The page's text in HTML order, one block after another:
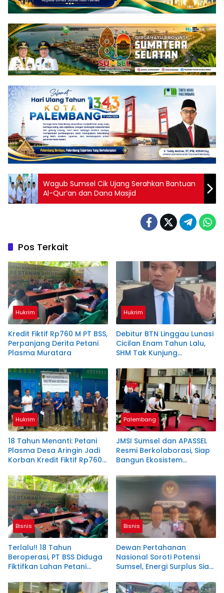
Wagub Sumsel Cik Ujang Serahkan Bantuan
Al-Qur’an dan Dana Masjid
Pos Terkait
Hukrim
Kredit Fiktif Rp760 M PT BSS,
Perpanjang Derita Petani
Plasma Muratara
Hukrim
Debitur BTN Linggau Lunasi
Cicilan Enam Tahun Lalu,
SHM Tak Kunjung
Hukrim
18 Tahun Menanti: Petani
Plasma Desa Aringin Jadi
Korban Kredit Fiktif Rp760
Palembang
JMSI Sumsel dan APASSEL
Resmi Berkolaborasi, Siap
Bangun Ekosistem
Profesional
Bisnis
Terlalu!! 18 Tahun
Beroperasi, PT BSS Diduga
Fiktifkan Lahan Petani
Bisnis
Dewan Pertahanan
Nasional Soroti Potensi
Sumsel, Energi Surplus Siap